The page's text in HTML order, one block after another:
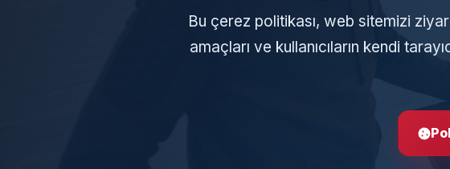
Bu çerez politikası, web sitemizi
amaçları ve kullanıcıların kendi